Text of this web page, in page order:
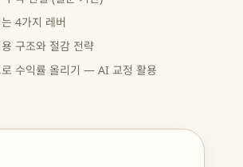
4가지 레버
구조와 절감 전략
로 수익률 올리기 — AI 교정 활용